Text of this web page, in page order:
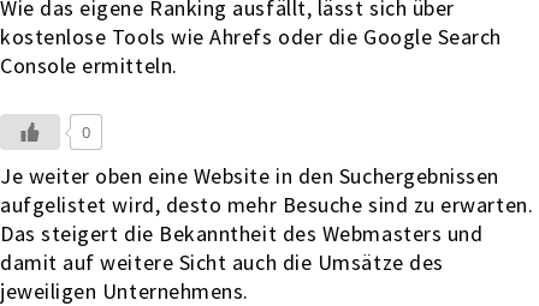
Wie das eigene Ranking ausfällt, lässt sich über
kostenlose Tools wie Ahrefs oder die Google Search
Console ermitteln.
0
Je weiter oben eine Website in den Suchergebnissen
aufgelistet wird, desto mehr Besuche sind zu erwarten.
Das steigert die Bekanntheit des Webmasters und
damit auf weitere Sicht auch die Umsätze des
jeweiligen Unternehmens.